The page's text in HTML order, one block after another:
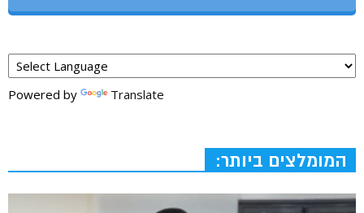
Powered by Translate
המומלצים ביותר: